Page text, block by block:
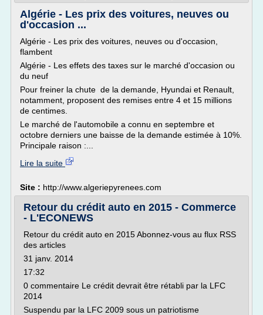
Algérie - Les prix des voitures, neuves ou
d'occasion ...
Algérie - Les prix des voitures, neuves ou d'occasion,
flambent
Algérie - Les effets des taxes sur le marché d'occasion ou
du neuf
Pour freiner la chute de la demande, Hyundai et Renault,
notamment, proposent des remises entre 4 et 15 millions
de centimes.
Le marché de l'automobile a connu en septembre et
octobre derniers une baisse de la demande estimée à 10%.
Principale raison :...
Lire la suite
Site : http://www.algeriepyrenees.com
Retour du crédit auto en 2015 - Commerce
- L'ECONEWS
Retour du crédit auto en 2015 Abonnez-vous au flux RSS
des articles
31 janv. 2014
17:32
0 commentaire Le crédit devrait être rétabli par la LFC
2014
Suspendu par la LFC 2009 sous un patriotisme